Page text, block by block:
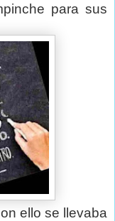
para sus
ello se llevaba